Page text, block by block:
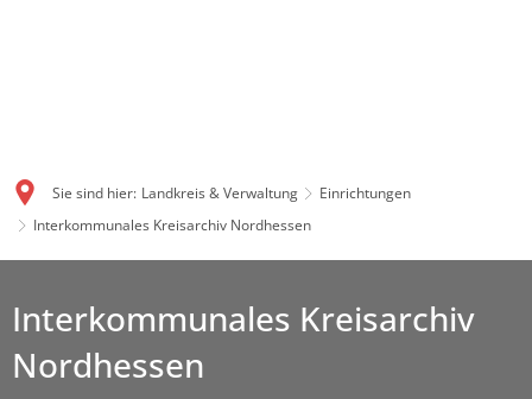
Sie sind hier: Landkreis & Verwaltung
Einrichtungen
Interkommunales Kreisarchiv Nordhessen
Interkommunales Kreisarchiv
Nordhessen